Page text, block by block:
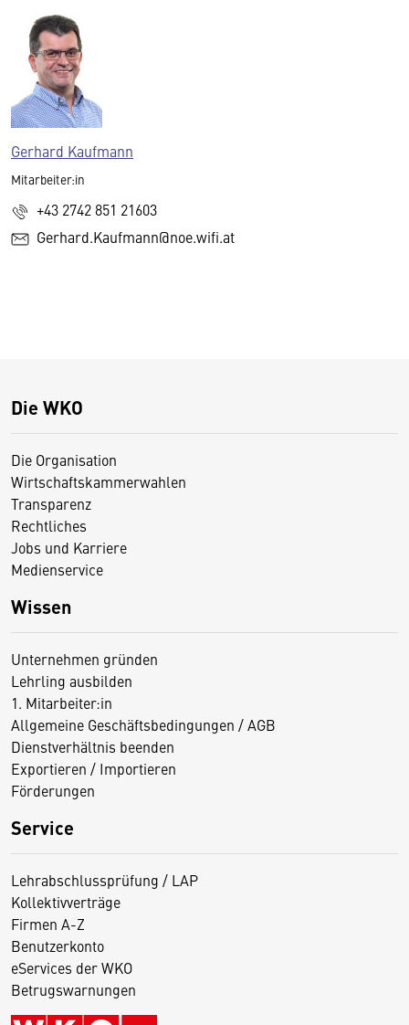
Gerhard Kaufmann
Mitarbeiter:in
+43 2742 851 21603
Gerhard.Kaufmann@noe.wifi.at
Die WKO
Die Organisation
Wirtschaftskammerwahlen
Transparenz
Rechtliches
Jobs und Karriere
Medienservice
Wissen
Unternehmen gründen
Lehrling ausbilden
1. Mitarbeiter:in
Allgemeine Geschäftsbedingungen / AGB
Dienstverhältnis beenden
Exportieren / Importieren
Förderungen
Service
Lehrabschlussprüfung / LAP
Kollektivverträge
Firmen A-Z
Benutzerkonto
eServices der WKO
Betrugswarnungen